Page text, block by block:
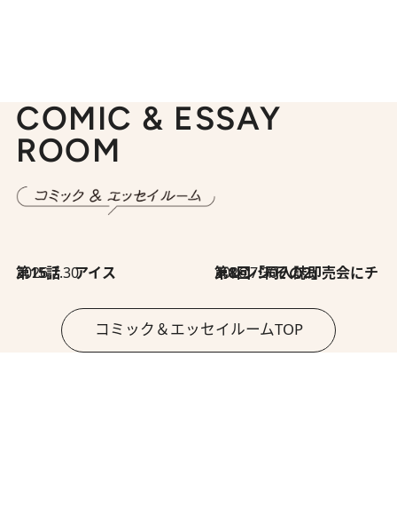
COMIC & ESSAY
ROOM
2026.7.30
第15話 アイス 2026.7.30
第8回「同人誌即売会にチャレンジ その2」
コミック＆エッセイルームTOP